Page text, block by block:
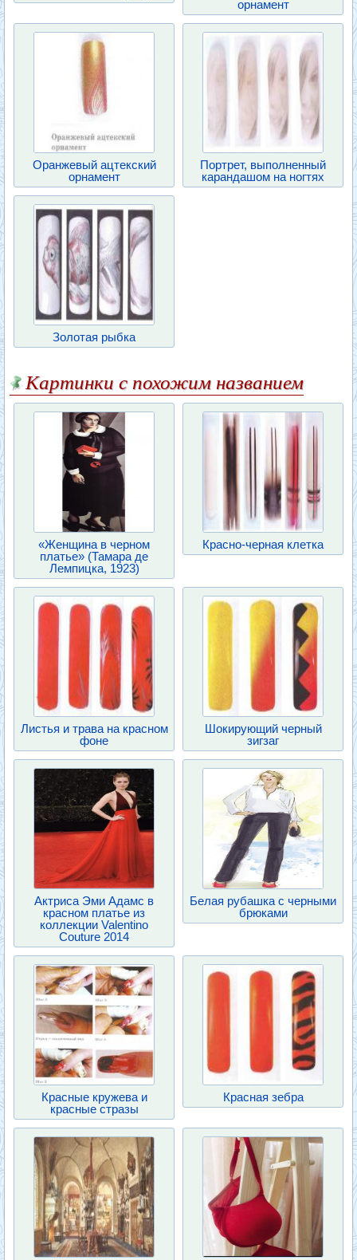
орнамент
Оранжевый ацтекский
орнамент
Портрет, выполненный
карандашом на ногтях
Золотая рыбка
Картинки с похожим названием
«Женщина в черном
платье» (Тамара де
Лемпицка, 1923)
Красно-черная клетка
Листья и трава на красном
фоне
Шокирующий черный
зигзаг
Актриса Эми Адамс в
красном платье из
коллекции Valentino
Couture 2014
Белая рубашка с черными
брюками
Красные кружева и
красные стразы
Красная зебра